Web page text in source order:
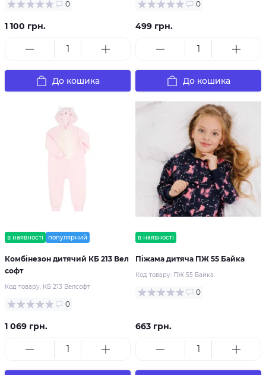
0
1 100 грн.
До кошика
0
499 грн.
До кошика
в наявності популярний
Комбінезон дитячий КБ 213 Вел
софт
Код товару: КБ 213 Велсофт
0
1 069 грн.
в наявності
Піжама дитяча ПЖ 55 Байка
Код товару: ПЖ 55 Байка
0
663 грн.